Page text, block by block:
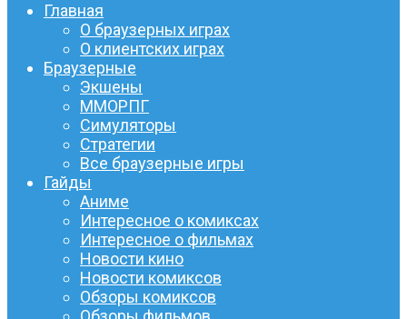
Главная
О браузерных играх
О клиентских играх
Браузерные
Экшены
ММОРПГ
Симуляторы
Стратегии
Все браузерные игры
Гайды
Аниме
Интересное о комиксах
Интересное о фильмах
Новости кино
Новости комиксов
Обзоры комиксов